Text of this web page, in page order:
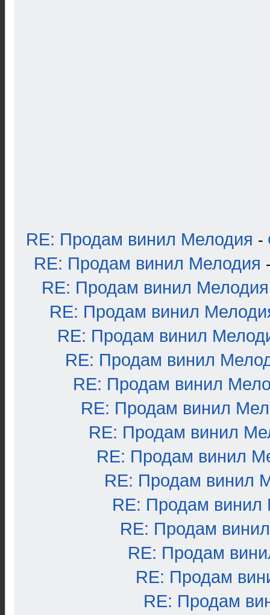
RE: Продам винил Мелодия -
RE: Продам винил Мелодия
RE: Продам винил Мелодия
RE: Продам винил
RE: Продам винил
RE: Продам винил
RE: Продам винил
RE: Продам винил
RE: Продам винил
RE: Продам винил
RE: Продам винил
RE: Продам винил
RE: Продам
RE: Продам
RE: Продам
RE: Продам